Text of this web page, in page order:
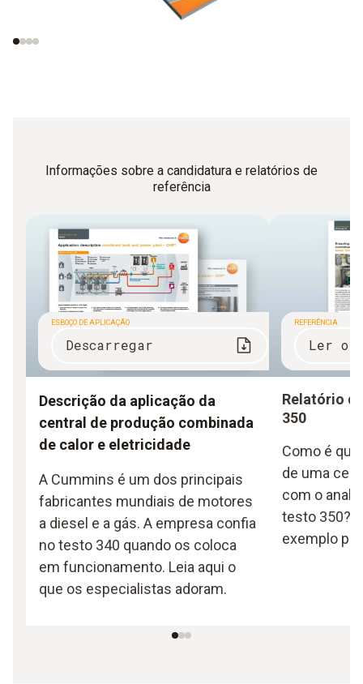
Informações sobre a candidatura e relatórios de
referência
ESBOÇO DE APLICAÇÃO
Descarregar
Descrição da aplicação da
central de produção combinada
de calor e eletricidade
A Cummins é um dos principais
fabricantes mundiais de motores
a diesel e a gás. A empresa confia
no testo 340 quando os coloca
em funcionamento. Leia aqui o
que os especialistas adoram.
REFERÊNCIA
Ler o
Relatório
350
Como é
de uma
com o
testo 350?
exemplo